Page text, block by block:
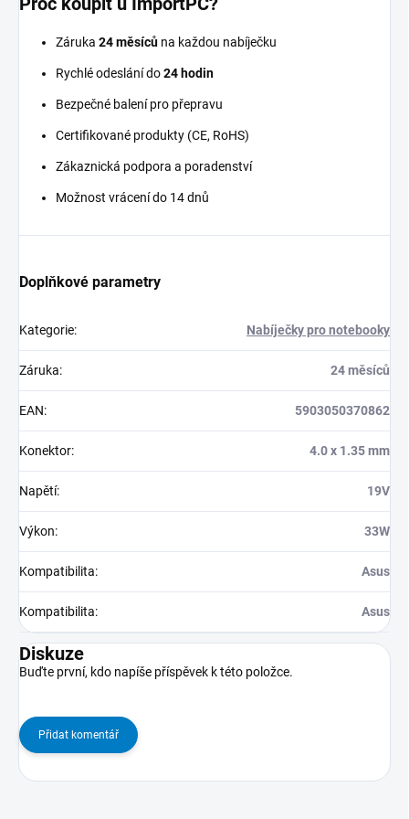
Záruka 24 měsíců na každou nabíječku
Rychlé odeslání do24 hodin
Bezpečné balení pro přepravu
Certifikované produkty (CE, RoHS)
Zákaznická podpora a poradenství
Možnost vrácení do 14 dnů
Doplňkové parametry
Kategorie: Nabíječky pro notebooky
Záruka: 24 měsíců
EAN: 5903050370862
Konektor: 4.0 x 1.35 mm
Napětí: 19V
Výkon: 33W
Kompatibilita: Asus
Kompatibilita: Asus
Diskuze
Buďte první, kdo napíše příspěvek k této položce.
Přidat komentář